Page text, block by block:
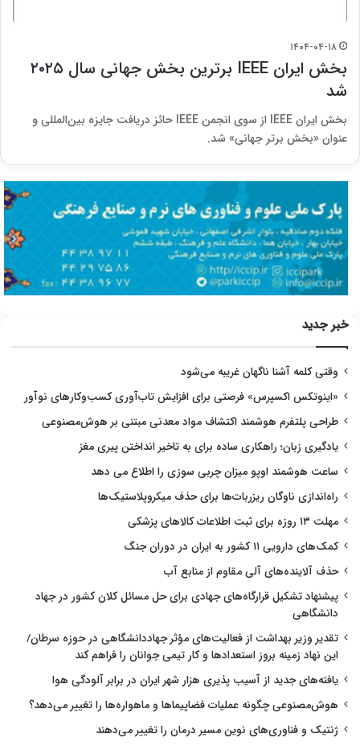
۱۴۰۴-۰۴-۱۸
بخش ایران IEEE برترین بخش جهانی سال ۲۰۲۵
شد
بخش ایران IEEE از سوی انجمن IEEE حائز دریافت جایزه بین‌المللی و
عنوان «بخش برتر جهانی» شد.
خبر جدید
وقتی کلمه آشنا ناگهان غریبه می‌شود
«اینوتکس اکسپرس» فرصتی برای افزایش تاب‌آوری کسب‌وکارهای نوآور
طراحی پلتفرم هوشمند اکتشاف مواد معدنی مبتنی بر هوش‌مصنوعی
یادگیری زبان؛ راهکاری ساده برای به تاخیر انداختن پیری مغز
ساعت هوشمند اوپو میزان چربی سوزی را اطلاع می دهد
راه‌اندازی ناوگان ریزربات‌ها برای حذف میکروپلاستیک‌ها
مهلت ۱۳ روزه برای ثبت اطلاعات کالاهای پزشکی
کمک‌های دارویی ۱۱ کشور به ایران در دوران جنگ
حذف آلاینده‌های آلی مقاوم از منابع آب
پیشنهاد تشکیل قرارگاه‌های جهادی برای حل مسائل کلان کشور در جهاد
دانشگاهی
تقدیر وزیر بهداشت از فعالیت‌های مؤثر جهاددانشگاهی در حوزه سرطان/
این نهاد زمینه بروز استعدادها و کار تیمی جوانان را فراهم کند
یافته‌های جدید از آسیب پذیری هزار شهر ایران در برابر آلودگی هوا
هوش‌مصنوعی چگونه عملیات فضاپیماها و ماهواره‌ها را تغییر می‌دهد؟
ژنتیک و فناوری‌های نوین مسیر درمان را تغییر می‌دهند